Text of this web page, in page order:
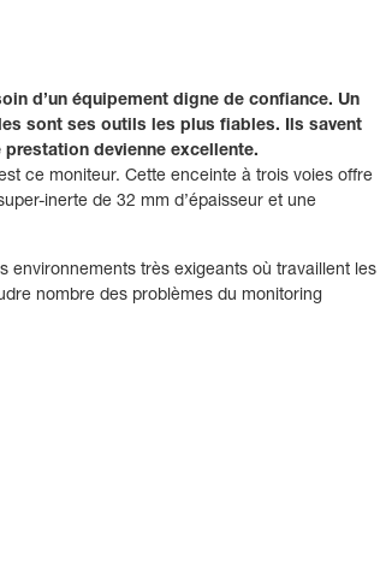
d’un équipement digne de confiance. Un
sont ses outils les plus fiables. Ils savent
prestation devienne excellente.
ce moniteur. Cette enceinte à trois voies offre
inerte de 32 mm d’épaisseur et une
environnements très exigeants où travaillent les
nombre des problèmes du monitoring